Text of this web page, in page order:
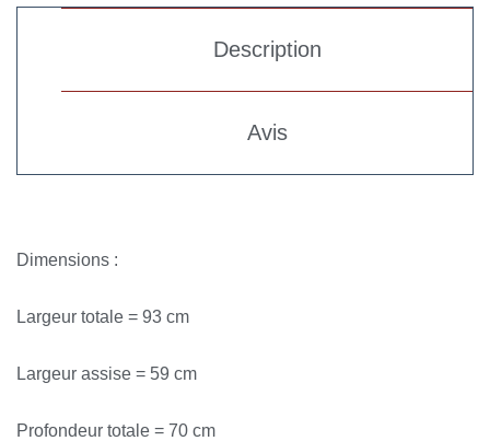
Description
Avis
Dimensions :
Largeur totale = 93 cm
Largeur assise = 59 cm
Profondeur totale = 70 cm